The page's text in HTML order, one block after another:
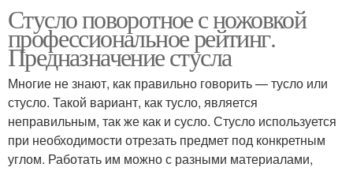
Стусло поворотное с ножовкой
профессиональное рейтинг.
Предназначение стусла
Многие не знают, как правильно говорить — тусло или
стусло. Такой вариант, как тусло, является
неправильным, так же как и сусло. Стусло используется
при необходимости отрезать предмет под конкретным
углом. Работать им можно с разными материалами,